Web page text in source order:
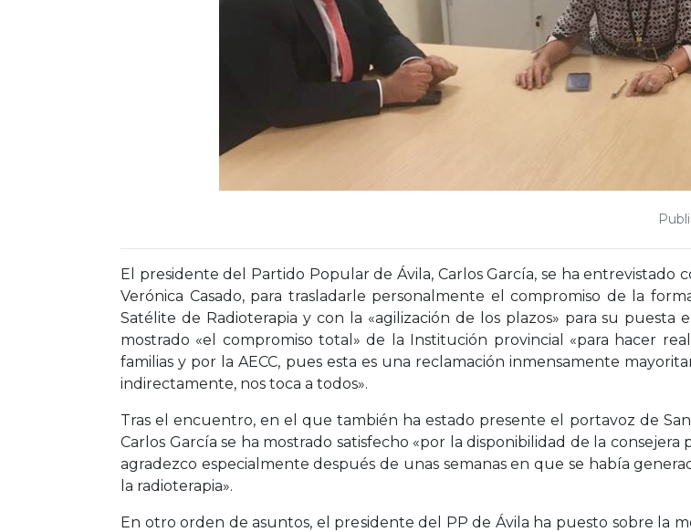
El presidente del Partido Popular de Ávila, Carlos García, se ha entrevistado
Verónica Casado, para trasladarle personalmente el compromiso de la
Satélite de Radioterapia y con la «agilización de los plazos» para su
mostrado «el compromiso total» de la Institución provincial «para hacer
familias y por la AECC, pues esta es una reclamación inmensamente
indirectamente, nos toca a todos».
Tras el encuentro, en el que también ha estado presente el portavoz de
Carlos García se ha mostrado satisfecho «por la disponibilidad de la
agradezco especialmente después de unas semanas en que se había
la radioterapia».
En otro orden de asuntos, el presidente del PP de Ávila ha puesto sobre la